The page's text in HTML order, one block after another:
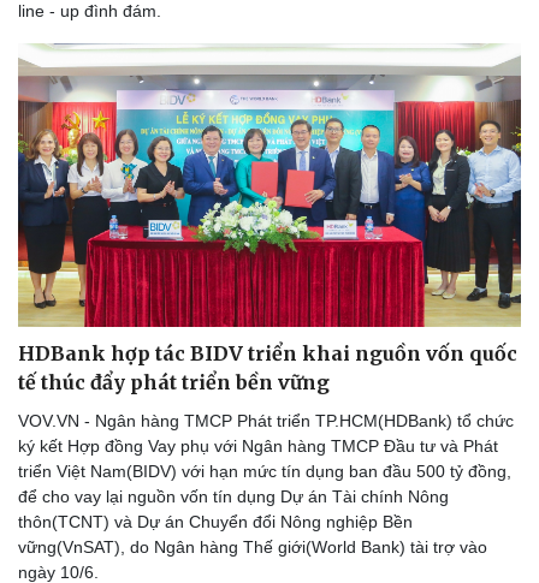
Sức khỏe
Dinh dưỡng - món ngon
Cây thuốc
Sản phụ khoa
Nhi khoa
Nam khoa
Phòng mạch online
Ăn sạch sống khỏe
Đời sống
Nhà đẹp
Blog
Tình yêu - Gia đình
line - up đình đám.
HDBank hợp tác BIDV triển khai nguồn vốn quốc
tế thúc đẩy phát triển bền vững
VOV.VN - Ngân hàng TMCP Phát triển TP.HCM(HDBank) tổ chức
ký kết Hợp đồng Vay phụ với Ngân hàng TMCP Đầu tư và Phát
triển Việt Nam(BIDV) với hạn mức tín dụng ban đầu 500 tỷ đồng,
để cho vay lại nguồn vốn tín dụng Dự án Tài chính Nông
thôn(TCNT) và Dự án Chuyển đổi Nông nghiệp Bền
vững(VnSAT), do Ngân hàng Thế giới(World Bank) tài trợ vào
ngày 10/6.